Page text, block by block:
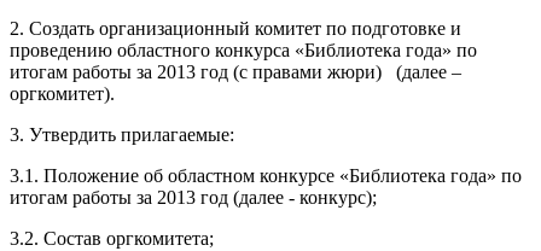
2. Создать организационный комитет по подготовке и
проведению областного конкурса «Библиотека года» по
итогам работы за 2013 год (с правами жюри) (далее –
оргкомитет).
3. Утвердить прилагаемые:
3.1. Положение об областном конкурсе «Библиотека года» по
итогам работы за 2013 год (далее - конкурс);
3.2. Состав оргкомитета;